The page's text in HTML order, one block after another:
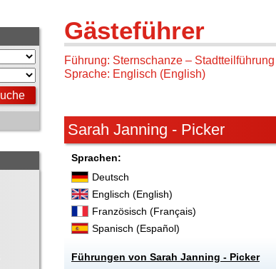
Gästeführer
Führung: Sternschanze – Stadtteilführung
Sprache: Englisch (English)
Sarah Janning - Picker
Sprachen:
Deutsch
Englisch (English)
Französisch (Français)
Spanisch (Español)
Führungen von Sarah Janning - Picker